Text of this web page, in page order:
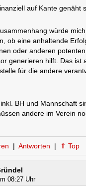
auf Kante genäht
würde
ob eine anhaltende
oder anderen potenten
generieren hilft. Das ist
für die andere
BH und Mannschaft
andere im Verein
| Antworten | ⇑ Top
08:27 Uhr